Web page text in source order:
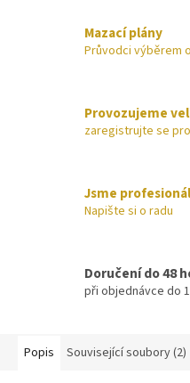
Mazací plány
Průvodci výběrem
Provozujeme
zaregistrujte se
Jsme
Napište si o radu
Doručení do 48
při objednávce do
Popis Související soubory (2)